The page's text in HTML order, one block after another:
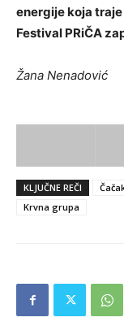
energije koja
Festival PRiČA
Žana Nenadović
KLJUČNE REČI
Krvna grupa